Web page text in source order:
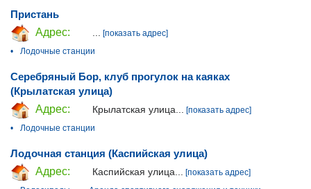
Пристань
Адрес:
... [показать адрес]
•
Лодочные станции
Серебряный Бор, клуб прогулок на каяках
(Крылатская улица)
Адрес:
Крылатская улица... [показать адрес]
•
Лодочные станции
Лодочная станция (Каспийская улица)
Адрес:
Каспийская улица...
[показать адрес]